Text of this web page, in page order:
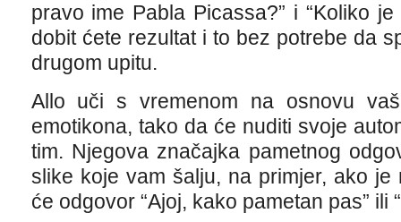
pravo ime Pabla Picassa?” i “Koliko
dobit ćete rezultat i to bez potrebe da
drugom upitu.
Allo uči s vremenom na osnovu
emotikona, tako da će nuditi svoje
tim. Njegova značajka pametnog
slike koje vam šalju, na primjer, ako
će odgovor “Ajoj, kako pametan pas” ili